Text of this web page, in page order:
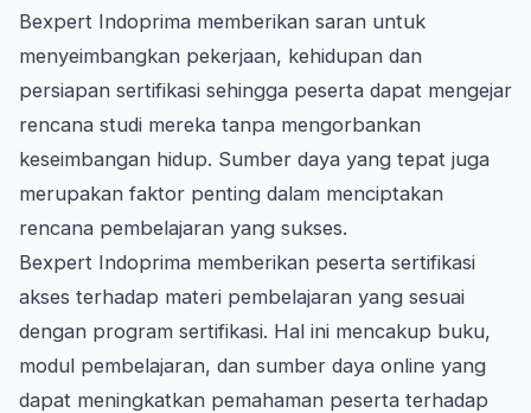
Bexpert Indoprima memberikan saran untuk
menyeimbangkan pekerjaan, kehidupan dan
persiapan sertifikasi sehingga peserta dapat mengejar
rencana studi mereka tanpa mengorbankan
keseimbangan hidup. Sumber daya yang tepat juga
merupakan faktor penting dalam menciptakan
rencana pembelajaran yang sukses.
Bexpert Indoprima memberikan peserta sertifikasi
akses terhadap materi pembelajaran yang sesuai
dengan program sertifikasi. Hal ini mencakup buku,
modul pembelajaran, dan sumber daya online yang
dapat meningkatkan pemahaman peserta terhadap